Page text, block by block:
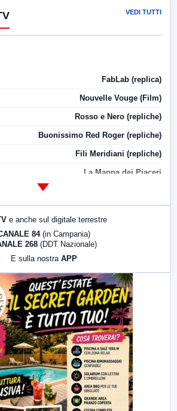
VEDI TUTTI
FabLab (replica)
Nouvelle Vouge (Film)
Rosso e Nero (repliche)
Buonissimo Red Roger (repliche)
Fili Meridiani (repliche)
La Mappa dei Piaceri
LabNews (replica)
LabNews (replica)
e anche sul digitale terrestre
84 (in Campania)
268 (DDT Nazionale)
E sulla nostra APP